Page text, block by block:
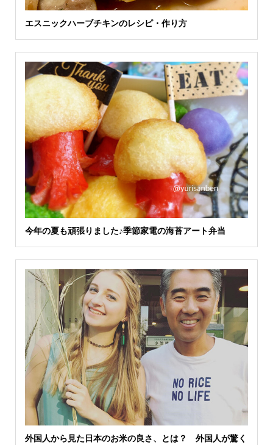
エスニックハーブチキンのレシピ・作り方
今年の夏も頑張りました♪季節家電の海苔アート弁当
外国人から見た日本のお米の良さ、とは？ 外国人が驚く